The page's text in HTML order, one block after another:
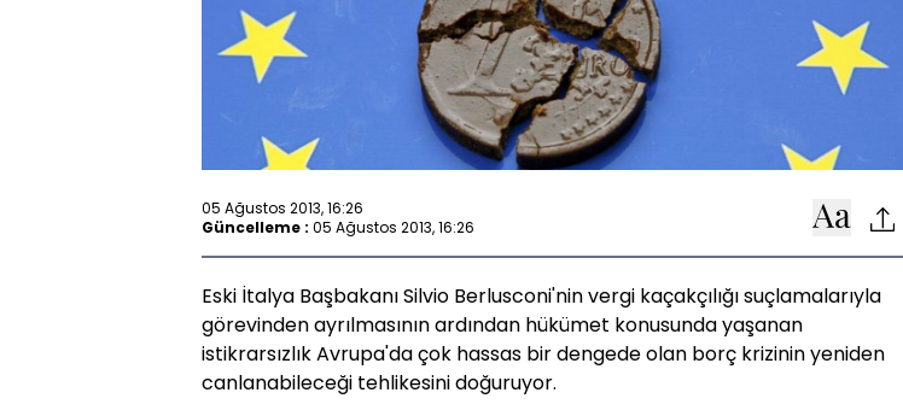
05 Ağustos 2013, 16:26
Güncelleme : 05 Ağustos 2013, 16:26
Eski İtalya Başbakanı Silvio Berlusconi'nin vergi kaçakçılığı suçlamalarıyla
görevinden ayrılmasının ardından hükümet konusunda yaşanan
istikrarsızlık Avrupa'da çok hassas bir dengede olan borç krizinin yeniden
canlanabileceği tehlikesini doğuruyor.